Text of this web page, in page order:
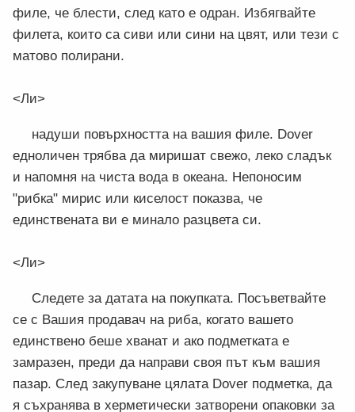
филе, че блести, след като е одран. Избягвайте
филета, които са сиви или сини на цвят, или тези с
матово полирани.
<Ли>
надуши повърхността на вашия филе. Dover
едноличен трябва да миришат свежо, леко сладък
и напомня на чиста вода в океана. Непоносим
"рибка" мирис или киселост показва, че
единствената ви е минало разцвета си.
<Ли>
Следете за датата на покупката. Посъветвайте
се с Вашия продавач на риба, когато вашето
единствено беше хванат и ако подметката е
замразен, преди да направи своя път към вашия
пазар. След закупуване цялата Dover подметка, да
я съхранява в херметически затворени опаковки за